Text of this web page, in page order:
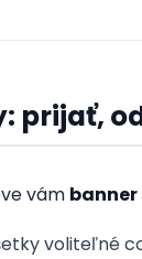
prijať,
vám banner
voliteľné